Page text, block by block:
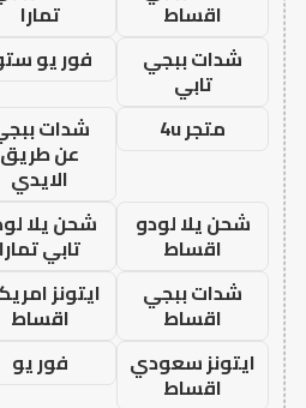
اقساط
تمارا
شدات ببجي
تابي
فور يو
متجر 4u
شدات
عن طريق
الايدي
شحن يلا لودو
اقساط
شحن يلا
تابي تمارا
شدات ببجي
اقساط
ايتونز
اقساط
ايتونز سعودي
اقساط
فور يو